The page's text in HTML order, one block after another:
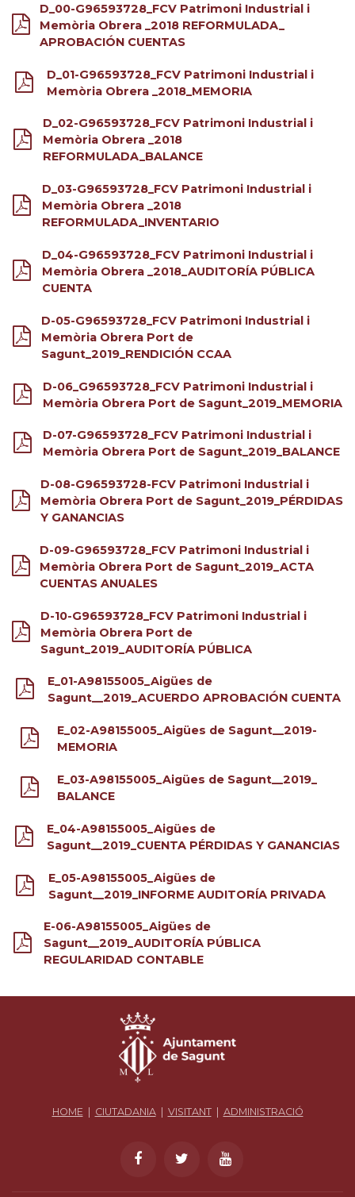
D_00-G96593728_FCV Patrimoni Industrial i
Memòria Obrera _2018 REFORMULADA_
APROBACIÓN CUENTAS
D_01-G96593728_FCV Patrimoni Industrial i
Memòria Obrera _2018_MEMORIA
D_02-G96593728_FCV Patrimoni Industrial i
Memòria Obrera _2018
REFORMULADA_BALANCE
D_03-G96593728_FCV Patrimoni Industrial i
Memòria Obrera _2018
REFORMULADA_INVENTARIO
D_04-G96593728_FCV Patrimoni Industrial i
Memòria Obrera _2018_AUDITORÍA PÚBLICA
CUENTA
D-05-G96593728_FCV Patrimoni Industrial i
Memòria Obrera Port de
Sagunt_2019_RENDICIÓN CCAA
D-06_G96593728_FCV Patrimoni Industrial i
Memòria Obrera Port de Sagunt_2019_MEMORIA
D-07-G96593728_FCV Patrimoni Industrial i
Memòria Obrera Port de Sagunt_2019_BALANCE
D-08-G96593728-FCV Patrimoni Industrial i
Memòria Obrera Port de Sagunt_2019_PÉRDIDAS
Y GANANCIAS
D-09-G96593728_FCV Patrimoni Industrial i
Memòria Obrera Port de Sagunt_2019_ACTA
CUENTAS ANUALES
D-10-G96593728_FCV Patrimoni Industrial i
Memòria Obrera Port de
Sagunt_2019_AUDITORÍA PÚBLICA
E_01-A98155005_Aigües de
Sagunt__2019_ACUERDO APROBACIÓN CUENTA
E_02-A98155005_Aigües de Sagunt__2019-
MEMORIA
E_03-A98155005_Aigües de Sagunt__2019_
BALANCE
E_04-A98155005_Aigües de
Sagunt__2019_CUENTA PÉRDIDAS Y GANANCIAS
E_05-A98155005_Aigües de
Sagunt__2019_INFORME AUDITORÍA PRIVADA
E-06-A98155005_Aigües de
Sagunt__2019_AUDITORÍA PÚBLICA
REGULARIDAD CONTABLE
HOME| CIUTADANIA| VISITANT| ADMINISTRACIÓ